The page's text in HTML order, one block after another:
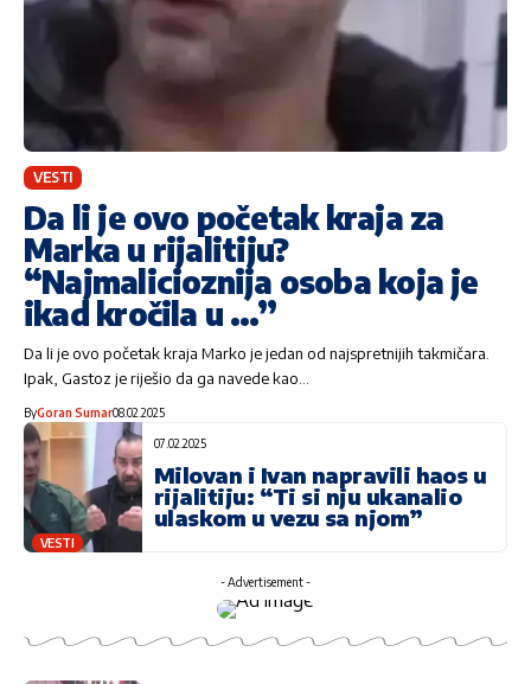
VESTI
Da li je ovo početak kraja za
Marka u rijalitiju?
“Najmalicioznija osoba koja je
ikad kročila u …”
Da li je ovo početak kraja Marko je jedan od najspretnijih takmičara.
Ipak, Gastoz je riješio da ga navede kao…
ByGoran Sumar08.02.2025
07.02.2025
Milovan i Ivan napravili haos u
rijalitiju: “Ti si nju ukanalio
ulaskom u vezu sa njom”
VESTI
- Advertisement -